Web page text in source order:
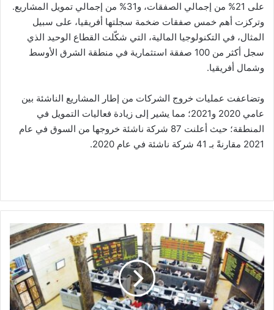
على 21% من إجمالي الصفقات، و31% من إجمالي تمويل المشاريع.
وتركزت أهم خمس صفقات ضخمة سجلتها أفريقيا، على سبيل
المثال، في التكنولوجيا المالية، التي شكّلت القطاع الوحيد الذي
سجل أكثر من 100 صفقة استثمارية في منطقة الشرق الأوسط
وشمال أفريقيا.
وتضاعفت عمليات خروج الشركات من إطار المشاريع الناشئة بين
عامي 2020 و2021؛ مما يشير إلى زيادة فعاليات التمويل في
المنطقة؛ حيث أعلنت 87 شركة ناشئة خروجها من السوق في عام
2021 مقارنةً بـ 41 شركة ناشئة في عام 2020.
"جولدن
بيراميدز"
توضح
دعوى
المنازعة
في
صحة